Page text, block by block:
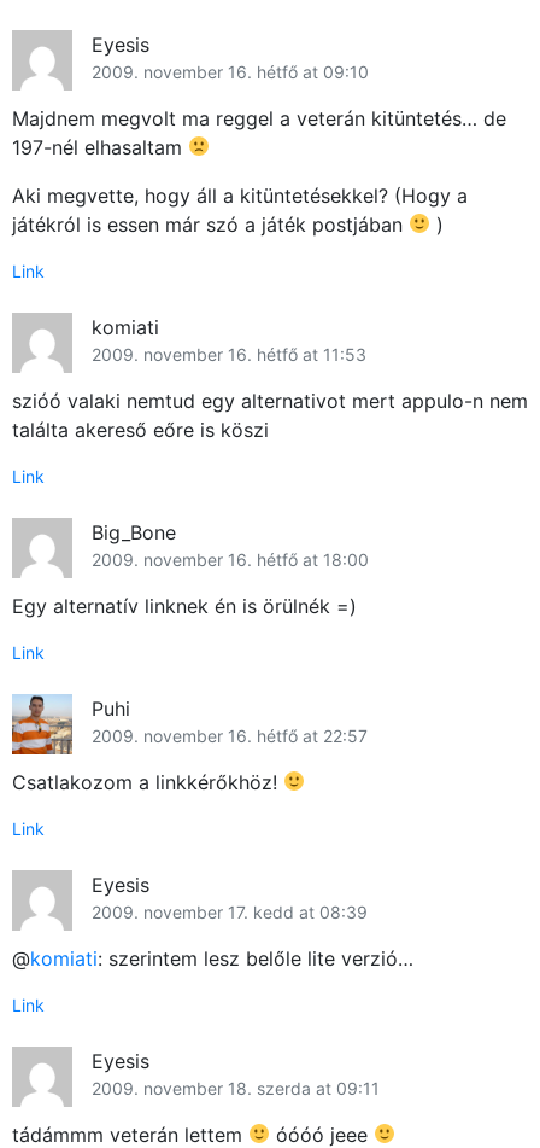
Eyesis
2009. november 16. hétfő at 09:10
Majdnem megvolt ma reggel a veterán kitüntetés… de
197-nél elhasaltam
Aki megvette, hogy áll a kitüntetésekkel? (Hogy a
játékról is essen már szó a játék postjában
)
Link
komiati
2009. november 16. hétfő at 11:53
szióó valaki nemtud egy alternativot mert appulo-n nem
találta akereső eőre is köszi
Link
Big_Bone
2009. november 16. hétfő at 18:00
Egy alternatív linknek én is örülnék =)
Link
Puhi
2009. november 16. hétfő at 22:57
Csatlakozom a linkkérőkhöz!
Link
Eyesis
2009. november 17. kedd at 08:39
@komiati: szerintem lesz belőle lite verzió…
Link
Eyesis
2009. november 18. szerda at 09:11
tádámmm veterán lettem
óóóó jeee